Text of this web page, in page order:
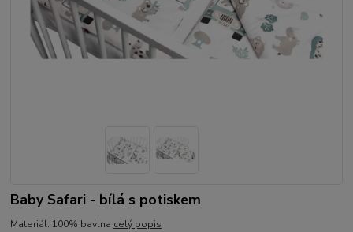
Baby Safari - bílá s potiskem
Materiál: 100% bavlna celý popis